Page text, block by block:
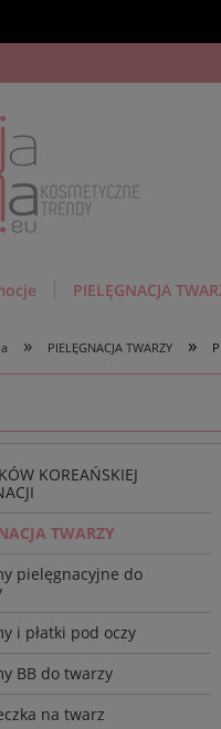
PIELĘGNACJA
» PIELĘGNACJA TWARZY »
KOREAŃSKIEJ
TWARZY
pielęgnacyjne do
i płatki pod oczy
BB do twarzy
na twarz